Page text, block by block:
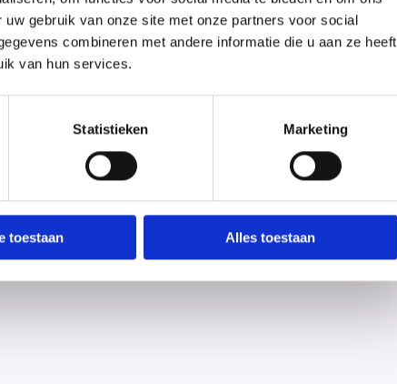
gebruik van onze site met onze partners voor social
combineren met andere informatie die u aan ze heeft
van hun services.
Statistieken Marketing
toestaan Alles toestaan
(088) 141 09 09